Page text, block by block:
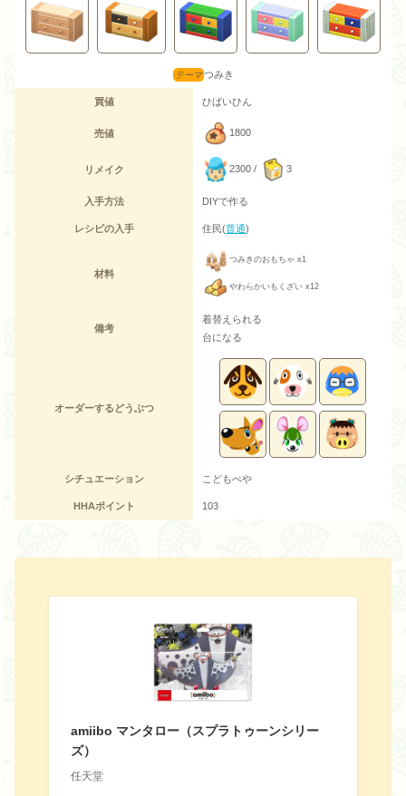
つみき
買値 ひばいひん
売値 1800
リメイク 2300 / 3
入手方法 DIYで作る
レシピの入手 住民(普通)
材料
つみきのおもちゃ x1
やわらかいもくざい x12
備考
着替えられる
台になる
オーダーするどうぶつ
シチュエーション こどもべや
HHAポイント 103
amiibo マンタロー（スプラトゥーンシリー
ズ）
任天堂